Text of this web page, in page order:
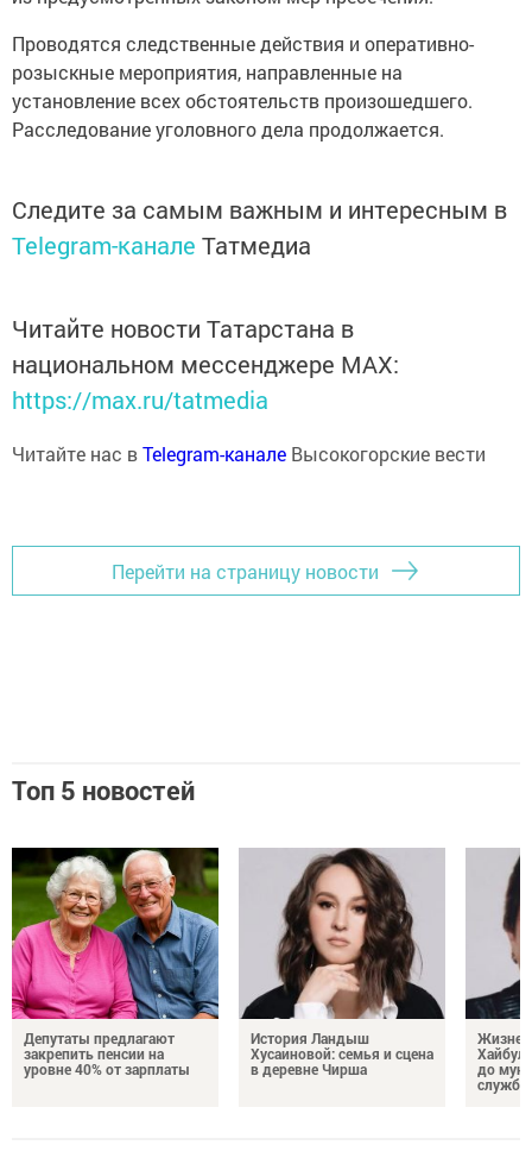
Проводятся следственные действия и оперативно-
розыскные мероприятия, направленные на
установление всех обстоятельств произошедшего.
Расследование уголовного дела продолжается.
Следите за самым важным и интересным в
Telegram-канале Татмедиа
Читайте новости Татарстана в
национальном мессенджере MАХ:
https://max.ru/tatmedia
Читайте нас вTelegram-канале Высокогорские вести
Перейти на страницу новости
Топ 5 новостей
Депутаты предлагают
закрепить пенсии на
уровне 40% от зарплаты
История Ландыш
Хусаиновой: семья и сцена
в деревне Чирша
до
службы